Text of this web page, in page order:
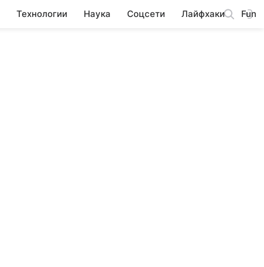
Технологии Наука Соцсети Лайфхаки Fun